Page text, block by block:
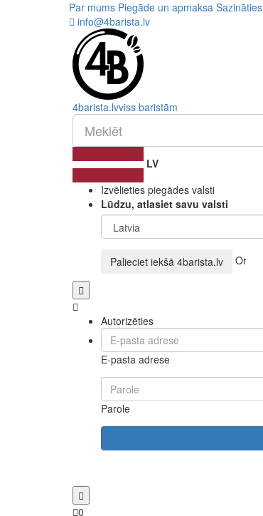
Par mums Piegāde un apmaksa Sazināties
info@4barista.lv
4barista.lvviss baristām
LV
Izvēlieties piegādes valsti
Lūdzu, atlasiet savu valsti
Palieciet iekšā 4barista.lv Or
Autorizēties
E-pasta adrese
Parole
0